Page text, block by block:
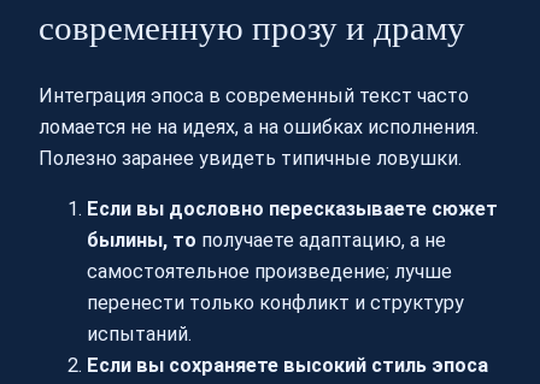
современную прозу и драму
Интеграция эпоса в современный текст часто
ломается не на идеях, а на ошибках исполнения.
Полезно заранее увидеть типичные ловушки.
Если вы дословно пересказываете сюжет
былины, то получаете адаптацию, а не
самостоятельное произведение; лучше
перенести только конфликт и структуру
испытаний.
Если вы сохраняете высокий стиль эпоса